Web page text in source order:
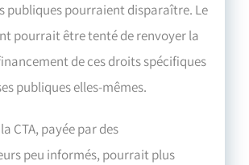
publiques pourraient disparaître. Le
pourrait être tenté de renvoyer la
de ces droits spécifiques
publiques elles-mêmes.
CTA, payée par des
peu informés, pourrait plus